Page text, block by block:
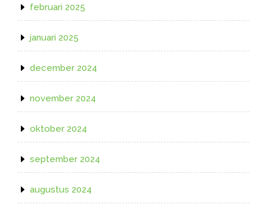
februari 2025
januari 2025
december 2024
november 2024
oktober 2024
september 2024
augustus 2024